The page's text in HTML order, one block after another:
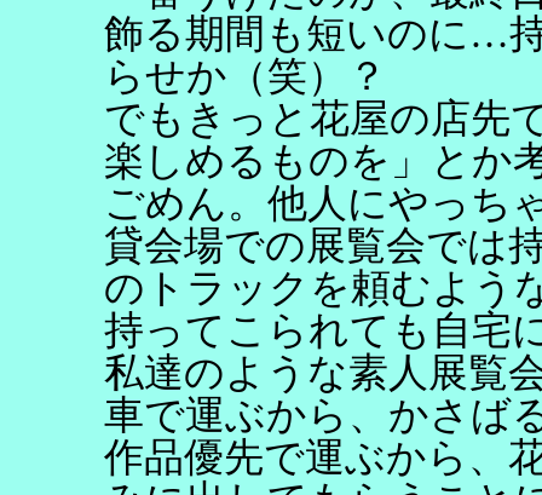
飾る期間も短いのに…
らせか（笑）？
でもきっと花屋の店先
楽しめるものを」とか
ごめん。他人にやっち
貸会場での展覧会では
のトラックを頼むよう
持ってこられても自宅
私達のような素人展覧
車で運ぶから、かさば
作品優先で運ぶから、